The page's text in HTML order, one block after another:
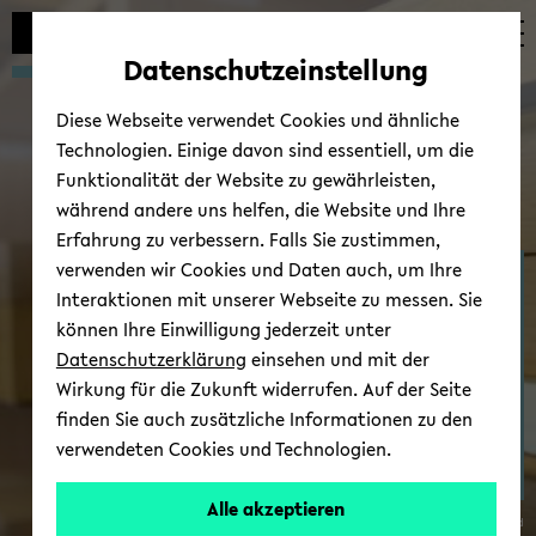
Automatische
vermeiden
zum
wechseln
zum
wechseln
zum
wechseln
Kol­lo­qui­um
© Uni­ver­si­tät Bie­le­feld
Datenschutzeinstellung
Diese Webseite verwendet Cookies und ähnliche
Technologien. Einige davon sind essentiell, um die
Funktionalität der Website zu gewährleisten,
während andere uns helfen, die Website und Ihre
Erfahrung zu verbessern. Falls Sie zustimmen,
verwenden wir Cookies und Daten auch, um Ihre
Interaktionen mit unserer Webseite zu messen. Sie
können Ihre Einwilligung jederzeit unter
Datenschutzerklärung einsehen und mit der
Wirkung für die Zukunft widerrufen. Auf der Seite
finden Sie auch zusätzliche Informationen zu den
verwendeten Cookies und Technologien.
Alle akzeptieren